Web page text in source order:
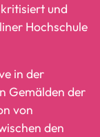
und
Hochschule
in der
Gemälden der
von
den